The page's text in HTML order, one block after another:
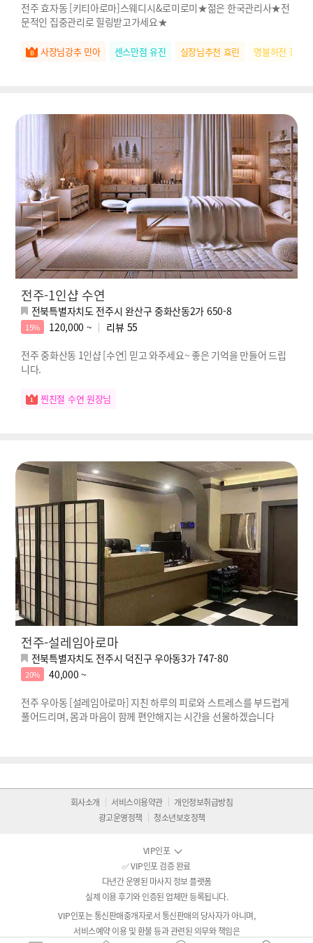
전주 효자동 [키티아로마]스웨디시&로미로미★젊은 한국관리사★전
문적인 집중관리로 힐링받고가세요★
사장님강추 민아 센스만점 유진 실장님추천 효린 명불허전 정아
전주-1인샵 수연
전북특별자치도 전주시 완산구 중화산동2가 650-8
15% 120,000 ~ 리뷰 55
전주 중화산동 1인샵 [수연] 믿고 와주세요~ 좋은 기억을 만들어 드립
니다.
찐친절 수연 원장님
전주-설레임아로마
전북특별자치도 전주시 덕진구 우아동3가 747-80
20%
40,000 ~
전주 우아동 [설레임아로마] 지친 하루의 피로와 스트레스를 부드럽게
풀어드리며, 몸과 마음이 함께 편안해지는 시간을 선물하겠습니다
회사소개 서비스이용약관
개인정보취급방침
광고운영정책
청소년보호정책
VIP인포
✅ VIP인포 검증 완료
다년간 운영된 마사지 정보 플랫폼
실제 이용 후기와 인증된 업체만 등록됩니다.
VIP인포는 통신판매중개자로서 통신판매의 당사자가 아니며,
서비스예약 이용 및 환불 등과 관련된 의무와 책임은